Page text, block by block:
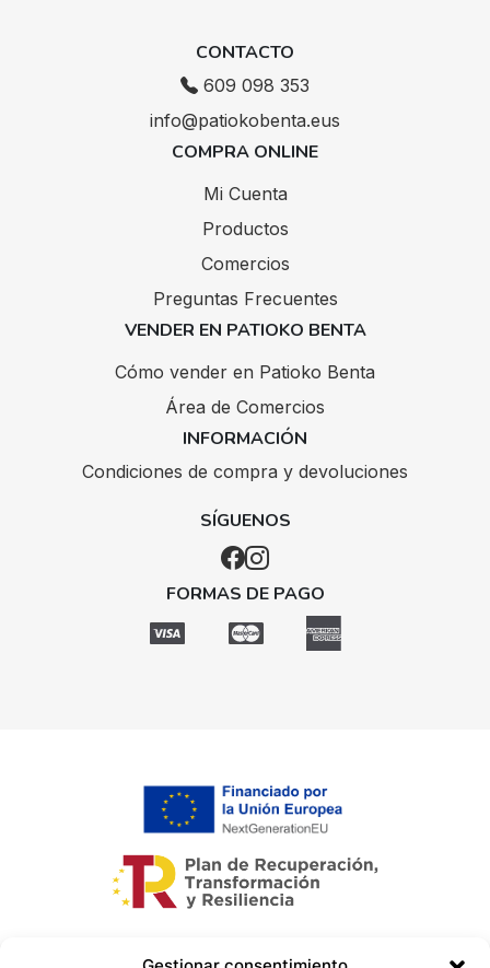
CONTACTO
609 098 353
info@patiokobenta.eus
COMPRA ONLINE
Mi Cuenta
Productos
Comercios
Preguntas Frecuentes
VENDER EN PATIOKO BENTA
Cómo vender en Patioko Benta
Área de Comercios
INFORMACIÓN
Condiciones de compra y devoluciones
SÍGUENOS
FORMAS DE PAGO